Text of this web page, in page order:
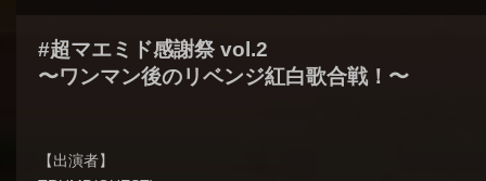
#超マエミド感謝祭 vol.2
〜ワンマン後のリベンジ紅白歌合戦！〜
【出演者】